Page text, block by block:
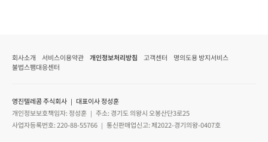
회사소개 서비스이용약관 개인정보처리방침 고객센터
명의도용 방지서비스
불법스팸대응센터
영진텔레콤 주식회사 ｜ 대표이사 정성훈
개인정보보호책임자: 정성훈 ｜ 주소: 경기도 의왕시 오봉산단3로25
사업자등록번호: 220-88-55766 ｜ 통신판매업신고: 제2022-경기의왕-0407호